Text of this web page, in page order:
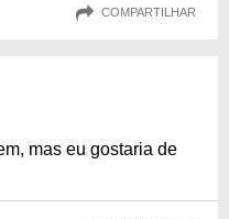
COMPARTILHAR
mas eu gostaria de